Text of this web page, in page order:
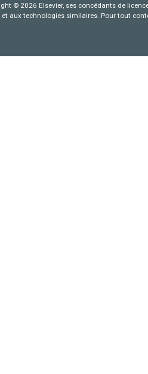
© 2026 Elsevier, ses concédants de
aux technologies similaires. Pour tout